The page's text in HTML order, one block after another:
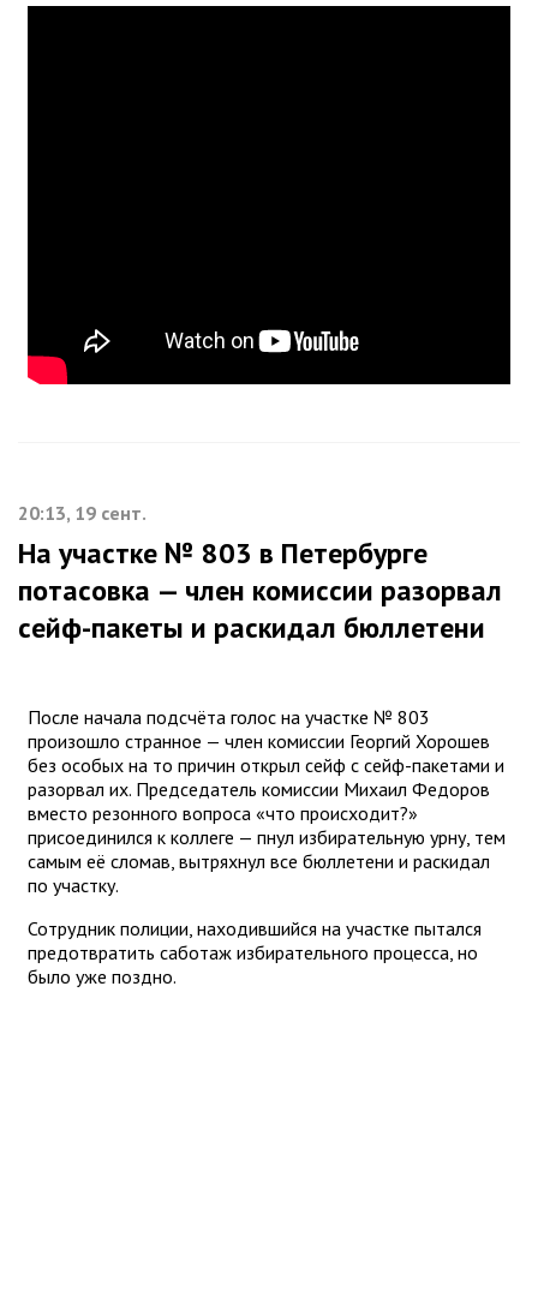
20:13, 19 сент.
На участке № 803 в Петербурге
потасовка — член комиссии разорвал
сейф-пакеты и раскидал бюллетени
После начала подсчёта голос на участке № 803
произошло странное — член комиссии Георгий Хорошев
без особых на то причин открыл сейф с сейф-пакетами и
разорвал их. Председатель комиссии Михаил Федоров
вместо резонного вопроса «что происходит?»
присоединился к коллеге — пнул избирательную урну, тем
самым её сломав, вытряхнул все бюллетени и раскидал
по участку.
Сотрудник полиции, находившийся на участке пытался
предотвратить саботаж избирательного процесса, но
было уже поздно.